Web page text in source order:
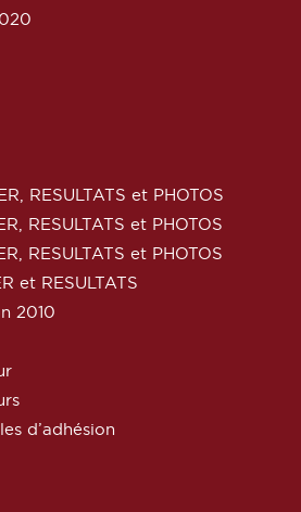
RESULTATS et PHOTOS
RESULTATS et PHOTOS
RESULTATS et PHOTOS
et RESULTATS
2010
d’adhésion